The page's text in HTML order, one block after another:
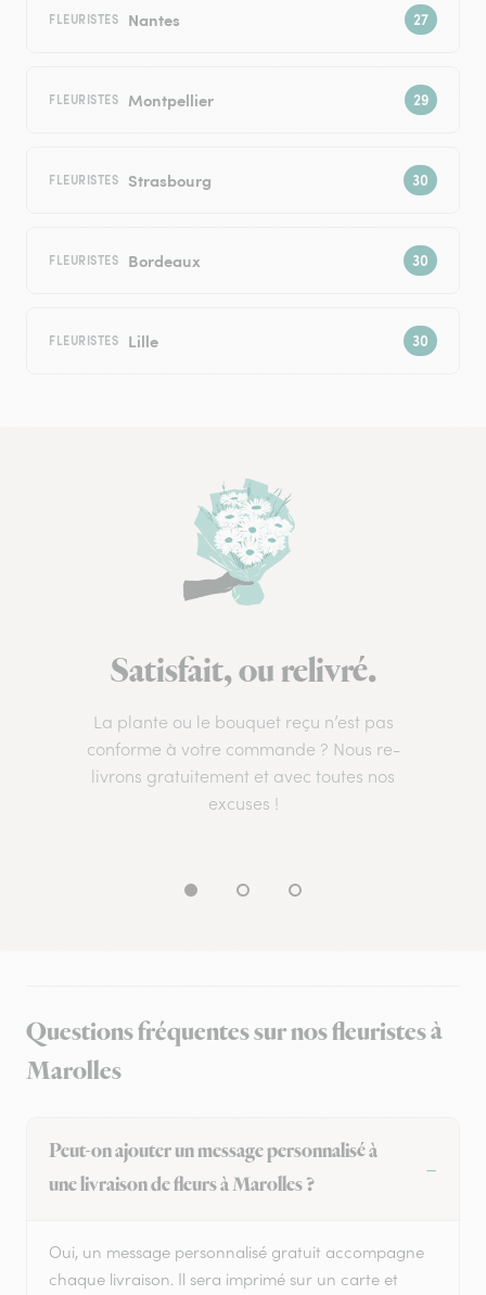
FLEURISTES Nantes
FLEURISTES Montpellier
FLEURISTES Strasbourg
FLEURISTES Bordeaux
FLEURISTES Lille
Satisfait, ou relivré.
La plante ou le bouquet reçu n’est pas
conforme à votre commande ? Nous re-
livrons gratuitement et avec toutes nos
excuses !
Questions fréquentes sur nos fleuristes à
Marolles
Peut-on ajouter un message personnalisé à
une livraison de fleurs à Marolles ?
Oui, un message personnalisé gratuit accompagne
chaque livraison. Il sera imprimé sur un carte et